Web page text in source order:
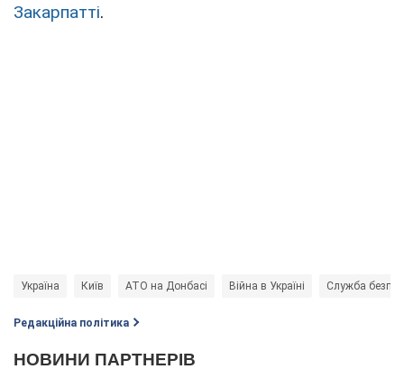
Закарпатті.
Україна Київ АТО на Донбасі Війна в Україні Служба
Редакційна політика